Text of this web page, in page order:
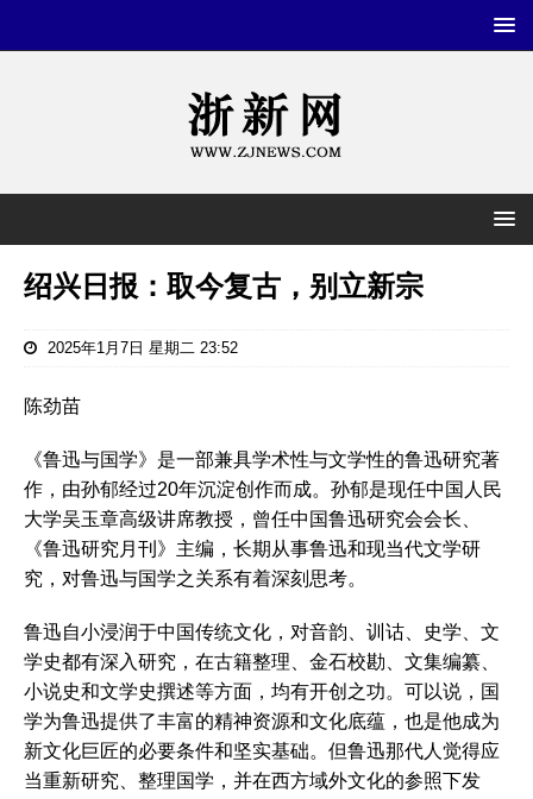
绍兴日报：取今复古，别立新宗
2025年1月7日 星期二 23:52
陈劲苗
《鲁迅与国学》是一部兼具学术性与文学性的鲁迅研究著
作，由孙郁经过20年沉淀创作而成。孙郁是现任中国人民
大学吴玉章高级讲席教授，曾任中国鲁迅研究会会长、
《鲁迅研究月刊》主编，长期从事鲁迅和现当代文学研
究，对鲁迅与国学之关系有着深刻思考。
鲁迅自小浸润于中国传统文化，对音韵、训诂、史学、文
学史都有深入研究，在古籍整理、金石校勘、文集编纂、
小说史和文学史撰述等方面，均有开创之功。可以说，国
学为鲁迅提供了丰富的精神资源和文化底蕴，也是他成为
新文化巨匠的必要条件和坚实基础。但鲁迅那代人觉得应
当重新研究、整理国学，并在西方域外文化的参照下发